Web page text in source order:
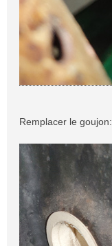
Remplacer le goujon: